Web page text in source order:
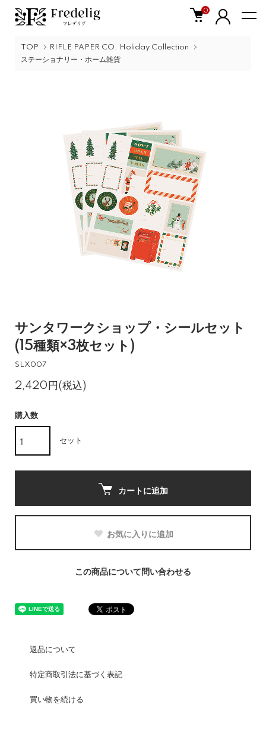
0
TOP
RIFLE PAPER CO. Holiday Collection
ステーショナリー・ホーム雑貨
サンタワークショップ・シールセット
(15種類×3枚セット)
SLX007
2,420円(税込)
購入数
セット
カートに追加
お気に入りに追加
この商品について問い合わせる
返品について
特定商取引法に基づく表記
買い物を続ける